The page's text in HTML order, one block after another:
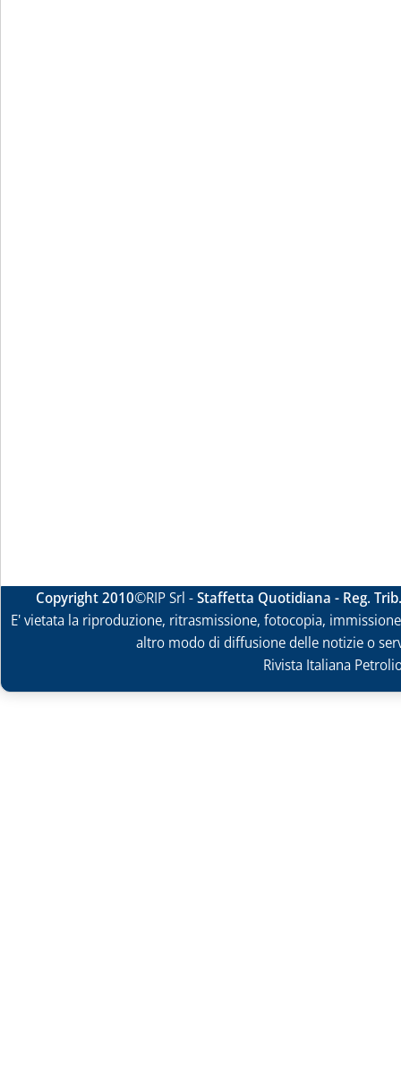
Copyright 2010©RIP Srl -Staffetta Quotidiana - Reg.
E' vietata la riproduzione, ritrasmissione, fotocopia,
altro modo di diffusione delle notizie o
Rivista Italiana